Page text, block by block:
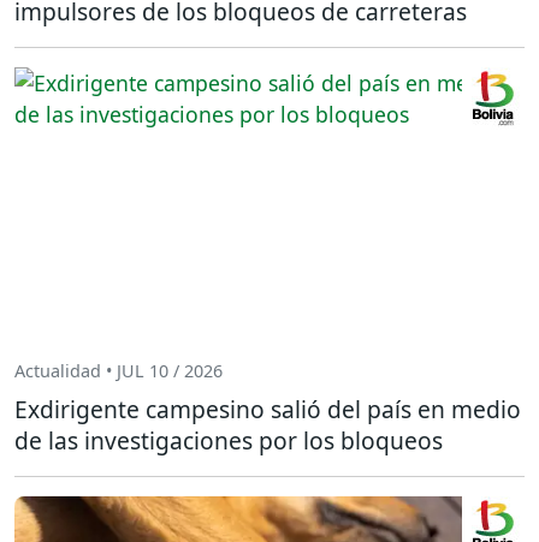
impulsores de los bloqueos de carreteras
Actualidad • JUL 10 / 2026
Exdirigente campesino salió del país en medio
de las investigaciones por los bloqueos